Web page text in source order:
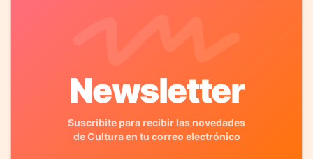
Newsletter
Suscribite para recibir las novedades
de Cultura en tu correo electrónico